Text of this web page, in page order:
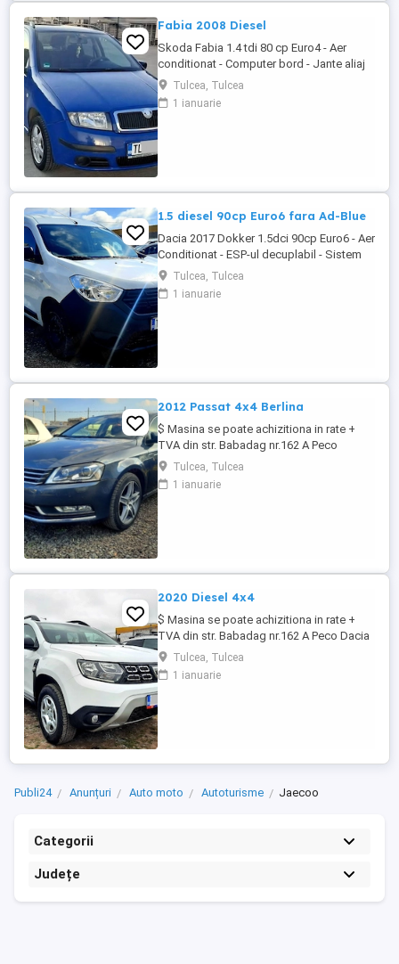
Fabia 2008 Diesel
Skoda Fabia 1.4 tdi 80 cp Euro4 - Aer
conditionat - Computer bord - Jante aliaj
usor - Servo - directie - ESP decuplabil -
RadioCD cu MP3 - Sonorizare cu 4 boxe -
Centralizata cu 2 chei - Sistem de franare
Tulcea, Tulcea
1 ianuarie
1.5 diesel 90cp Euro6 fara Ad-Blue
Dacia 2017 Dokker 1.5dci 90cp Euro6 - Aer
Conditionat - ESP-ul decuplabil - Sistem
Start&Stop - Centralizata 2 chei - Functie
Eco-Mode - Geamuri electrice - Oglinzile
incalzite - Radio MP3 original - Bluetooth
Tulcea, Tulcea
1 ianuarie
2012 Passat 4x4 Berlina
$ Masina se poate achizitiona in rate +
TVA din str. Babadag nr.162 A Peco
Volkswagen 2012 Passat 2.0 Tdi 140cp
4Motion - Tractiune integrala - Dublu
Climatronic - 4 Geamuri electrice - Scaune
Tulcea, Tulcea
1 ianuarie
2020 Diesel 4x4
$ Masina se poate achizitiona in rate +
TVA din str. Babadag nr.162 A Peco Dacia
2020 Duster 4x4 SUV 1.5 diesel 116cp
Euro6 - Pilot Automat - Aer Conditionat -
Tractiune integrala - Sistem Start & Stop -
Tulcea, Tulcea
1 ianuarie
Publi24 Anunțuri Auto moto Autoturisme Jaecoo
Categorii
Județe